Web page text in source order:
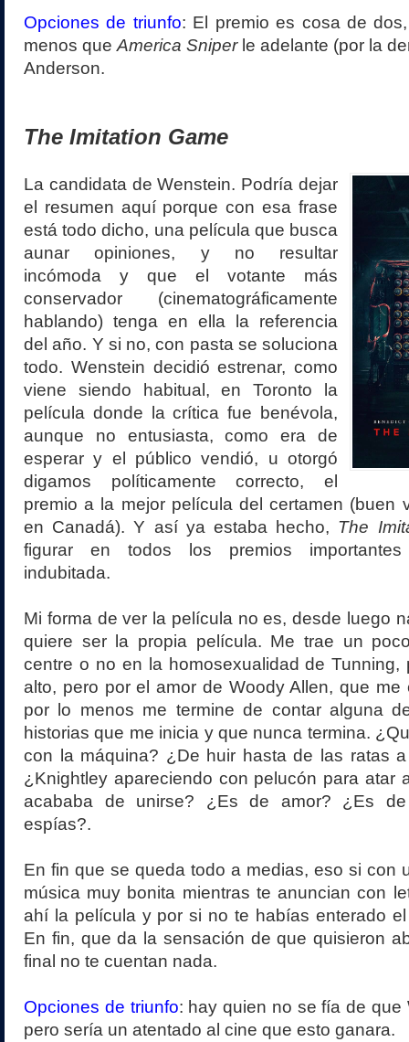
Opciones de triunfo: El premio es cosa de
menos que America Sniperle adelante (por la
Anderson.
The Imitation Game
La candidata de Wenstein. Podría dejar
el resumen aquí porque con esa frase
está todo dicho, una película que busca
aunar opiniones, y no resultar
incómoda y que el votante más
conservador (cinematográficamente
hablando) tenga en ella la referencia
del año. Y si no, con pasta se soluciona
todo. Wenstein decidió estrenar, como
viene siendo habitual, en Toronto la
película donde la crítica fue benévola,
aunque no entusiasta, como era de
esperar y el público vendió, u otorgó
digamos políticamente correcto, el
premio a la mejor película del certamen (buen
en Canadá). Y así ya estaba hecho, The
figurar en todos los premios importantes
indubitada.
Mi forma de ver la película no es, desde luego
quiere ser la propia película. Me trae un
centre o no en la homosexualidad de Tunning,
alto, pero por el amor de Woody Allen, que
por lo menos me termine de contar alguna
historias que me inicia y que nunca termina.
con la máquina? ¿De huir hasta de las ratas
¿Knightley apareciendo con pelucón para atar
acababa de unirse? ¿Es de amor? ¿Es
espías?.
En fin que se queda todo a medias, eso si con
música muy bonita mientras te anuncian con
ahí la película y por si no te habías enterado
En fin, que da la sensación de que quisieron
final no te cuentan nada.
Opciones de triunfo: hay quien no se fía de que
pero sería un atentado al cine que esto ganara.